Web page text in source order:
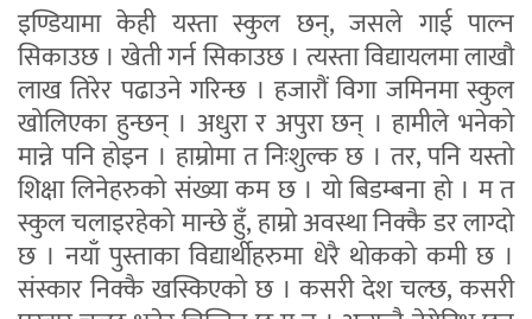
इण्डियामा केही यस्ता स्कुल छन्, जसले गाई पाल्न
सिकाउछ । खेती गर्न सिकाउछ । त्यस्ता विद्यायलमा लाखौ
लाख तिरेर पढाउने गरिन्छ । हजारौं विगा जमिनमा स्कुल
खोलिएका हुन्छन् । अधुरा र अपुरा छन् । हामीले भनेको
मान्ने पनि होइन । हाम्रोमा त निःशुल्क छ । तर, पनि यस्तो
शिक्षा लिनेहरुको संख्या कम छ । यो बिडम्बना हो । म त
स्कुल चलाइरहेको मान्छे हुँ, हाम्रो अवस्था निक्कै डर लाग्दो
छ । नयाँ पुस्ताका विद्यार्थीहरुमा धेरै थोकको कमी छ ।
संस्कार निक्कै खस्किएको छ । कसरी देश चल्छ, कसरी